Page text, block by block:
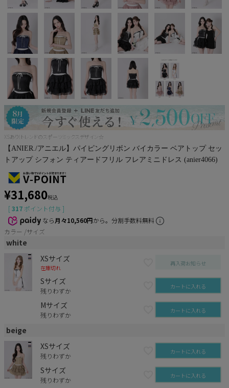
XSあり!トレンドのスポーツミックスデザイン☆
【ANIER./アニエル】パイピングリボン バイカラー ベアトップ セッ
トアップ シフォン ティアードフリル フレアミニドレス (anier4066)
¥31,680税込
[317 ポイント付与 ]
なら月々10,560円から。分割手数料無料
カラー
サイズ
white
XSサイズ
在庫切れ
再入荷お知らせ
Sサイズ
残りわずか カートに入れる
Mサイズ
残りわずか カートに入れる
beige
XSサイズ
残りわずか カートに入れる
Sサイズ
残りわずか カートに入れる